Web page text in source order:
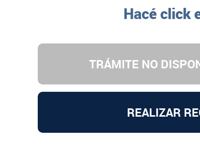
Hacé click
TRÁMITE NO
REALIZAR